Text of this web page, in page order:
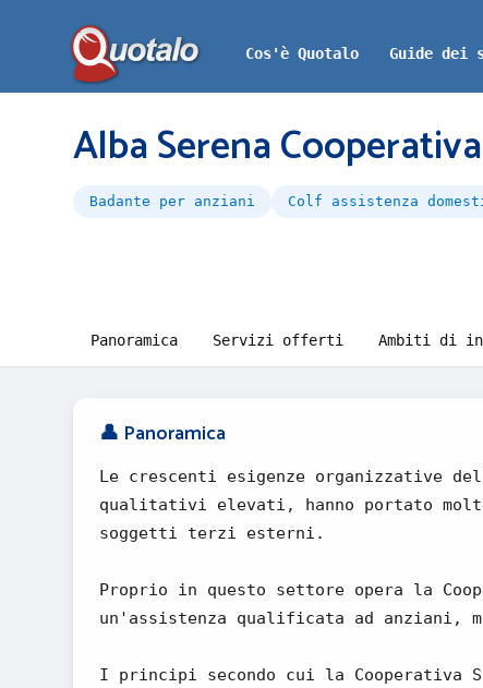
Cos'è Quotalo Guide dei
Alba Serena
Badante per anziani Colf assistenza
Panoramica Servizi offerti Ambiti di
👤 Panoramica
Le crescenti esigenze organizzative
qualitativi elevati, hanno portato
soggetti terzi esterni.
Proprio in questo settore opera la
un'assistenza qualificata ad anziani,
I principi secondo cui la Cooperativa